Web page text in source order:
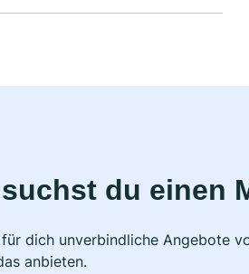
du einen
dich unverbindliche Angebote
anbieten.